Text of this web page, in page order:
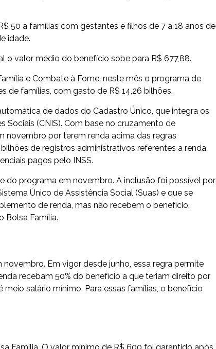
50 a famílias com gestantes e filhos de 7 a 18 anos de
idade.
o valor médio do benefício sobe para R$ 677,88.
e Combate à Fome, neste mês o programa de
de famílias, com gasto de R$ 14,26 bilhões.
de dados do Cadastro Único, que integra os
(CNIS). Com base no cruzamento de
novembro por terem renda acima das regras
de registros administrativos referentes a renda,
pagos pelo INSS.
do programa em novembro. A inclusão foi possível por
Único de Assistência Social (Suas) e que se
de renda, mas não recebem o benefício.
Bolsa Família.
Em vigor desde junho, essa regra permite
recebam 50% do benefício a que teriam direito por
salário mínimo. Para essas famílias, o benefício